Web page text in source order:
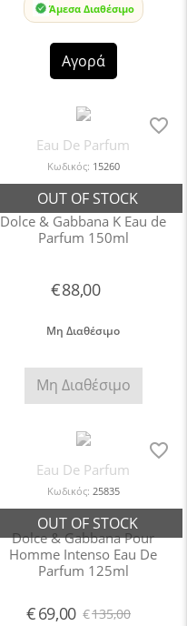
Άμεσα Διαθέσιμο
Αγορά
Eau De Parfum
Κωδικός: 15260
Dolce & Gabbana K Eau de
Parfum 150ml
€88,00
Μη Διαθέσιμο
Μη Διαθέσιμο
Eau De Parfum
Κωδικός: 25835
Dolce & Gabbana Pour
Homme Intenso Eau De
Parfum 125ml
€135,00
€69,00